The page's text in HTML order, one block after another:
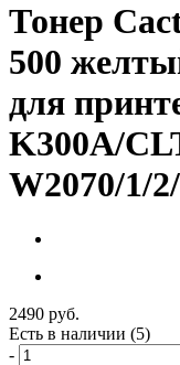
Тонер
500
для
K300A/
W2070/1/
2490 руб.
Есть в наличии (5)
-